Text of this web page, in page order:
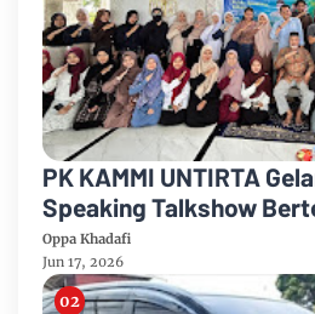
PK KAMMI UNTIRTA
Speaking Talkshow
“Membangun Pengaruh
Komunikasi Publik”
Kuadranesia Institute
Oppa Khadafi
Jun 17, 2026